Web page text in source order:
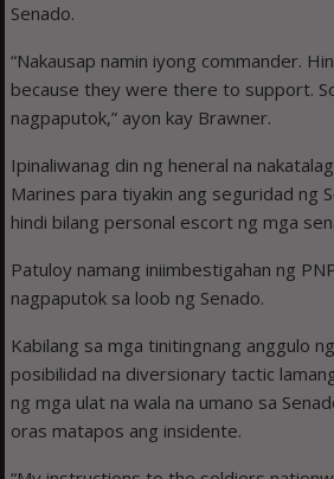
Senado.
“Nakausap namin iyong commander.
because they were there to support.
nagpaputok,” ayon kay Brawner.
Ipinaliwanag din ng heneral na
Marines para tiyakin ang seguridad ng
hindi bilang personal escort ng mga
Patuloy namang iniimbestigahan ng
nagpaputok sa loob ng Senado.
Kabilang sa mga tinitingnang anggulo
posibilidad na diversionary tactic
ng mga ulat na wala na umano sa
oras matapos ang insidente.